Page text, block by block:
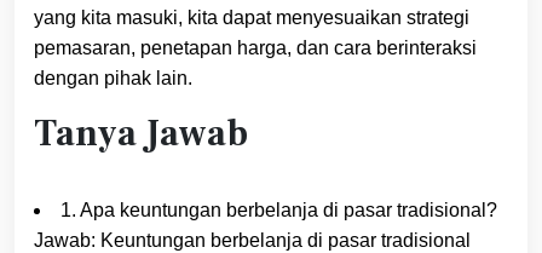
yang kita masuki, kita dapat menyesuaikan strategi
pemasaran, penetapan harga, dan cara berinteraksi
dengan pihak lain.
Tanya Jawab
1. Apa keuntungan berbelanja di pasar tradisional?
Jawab: Keuntungan berbelanja di pasar tradisional